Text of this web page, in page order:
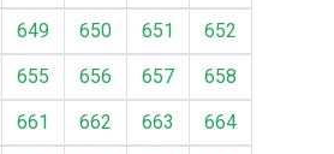
649 650 651
652
655 656 657
658
661 662 663
664